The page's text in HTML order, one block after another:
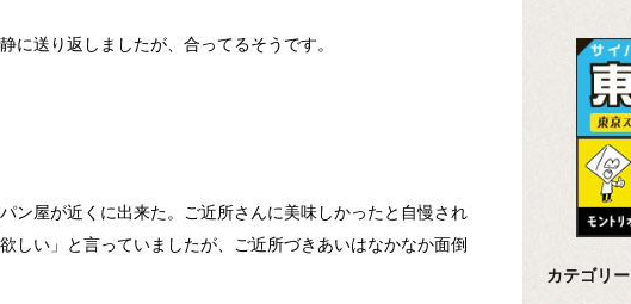
に送り返しましたが、合ってるそうです。
ン屋が近くに出来た。ご近所さんに美味しかったと自慢され
しい」と言っていましたが、ご近所づきあいはなかなか面倒
カテゴリー